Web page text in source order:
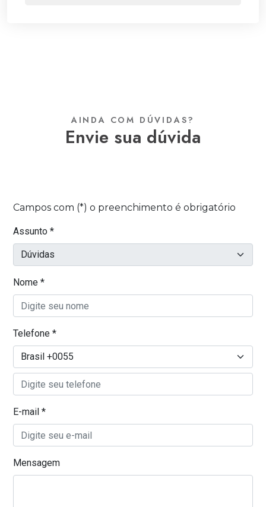
AINDA COM DÚVIDAS?
envie sua dúvida